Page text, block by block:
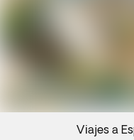
Viajes a